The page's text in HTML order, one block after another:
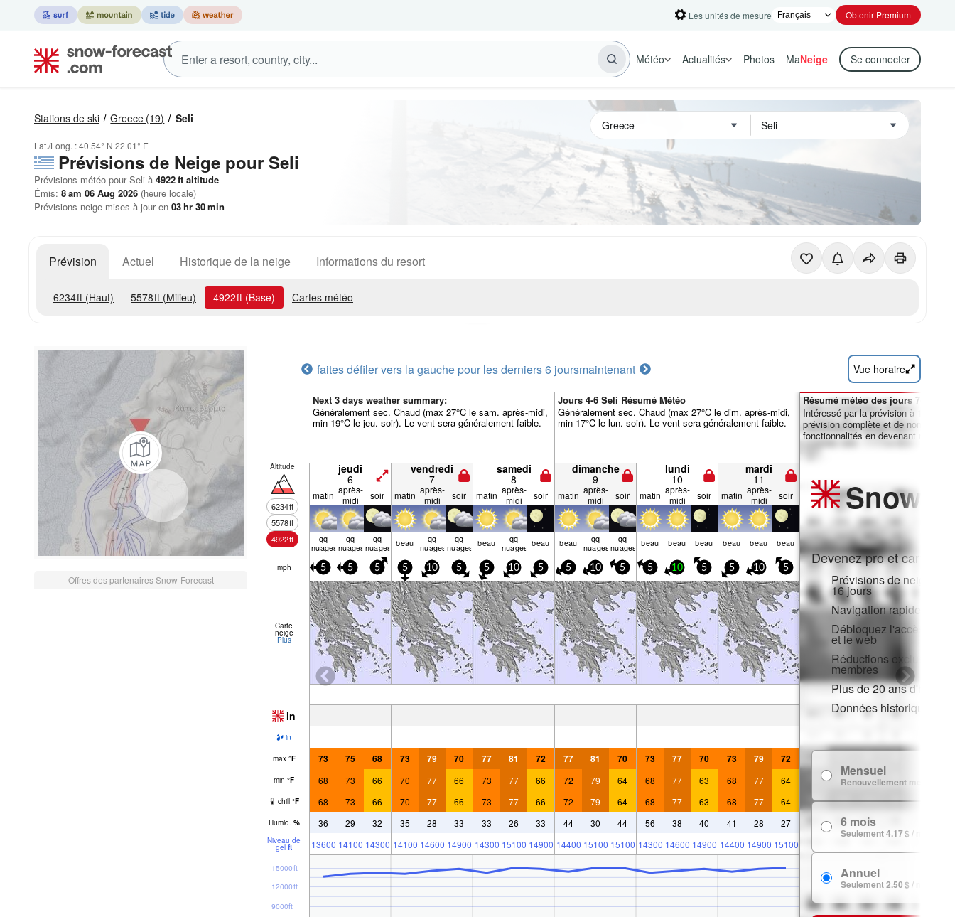
Les unités de mesure Obtenir Premium
Météo Actualités Photos MaNeige Se connecter
Stations de ski Greece (19) Seli
Lat./Long. :40.54° N 22.01° E
Prévisions de Neige pour Seli
Prévisions météo pour Seli à 4922ft altitude
Émis: 8 am 06 Aug 2026 (heure locale)
Prévisions neige mises à jour en 03hr 30min
Prévision Actuel Historique de la neige Informations du resort
6234ft (Haut) 5578ft (Milieu) 4922ft (Base) Cartes météo
Offres des partenaires Snow-Forecast
faites défiler vers la gauche pour les derniers 6 joursmaintenant Vue horaire
Next 3 days weather summary:
Généralement sec. Chaud (max 27°C le sam. après-midi,
min 19°C le jeu. soir). Le vent sera généralement faible.
Jours 4-6 Seli Résumé Météo
Généralement sec. Chaud (max 27°C le dim. après-midi,
min 17°C le lun. soir). Le vent sera généralement faible.
Altitude
6234ft
5578ft
4922ft
jeudi
6
vendredi
7
samedi
8
dimanche
9
lundi
10
mardi
11
matin après-
midi
soir matin après-
midi
soir matin après-
midi
soir matin après-
midi
soir matin après-
midi
soir matin après-
midi
soir
qq
nuages
qq
nuages
qq
nuages beau qq
nuages
qq
nuages beau qq
nuages beau beau qq
nuages
qq
nuages beau beau beau beau beau beau
mph 5 5 5 5 10 5 5 10 5 5 10 5 5 10 5 5 10 5
Carte
neige
Plus
in — — — — — — — — — — — — — — — — — —
in — — — — — — — — — — — — — — — — — —
max °F 73 75 68 73 79 70 77 81 72 77 81 70 73 77 70 73 79 72
min °F 68 73 66 70 77 66 73 77 66 72 79 64 68 77 63 68 77 64
chill °F 68 73 66 70 77 66 73 77 66 72 79 64 68 77 63 68 77 64
Humid. % 36 29 32 35 28 33 33 26 33 44 30 44 56 38 40 41 28 27
Niveau de
gel ft 13600 14100 14300 14100 14600 14900 14300 15100 14900 14400 15100 15100 14300 14600 14900 14400 14900 15100
9000ft
12000ft
15000ft
Résumé météo des jours 7-16 :
Intéressé par la prévision à 16 jours
prévision complète et de
fonctionnalités en devenant membre
Snow
Devenez pro et carve en:
Prévisions de neige
16 jours
Navigation rapide sans
Débloquez l'accès
et le web
Réductions exclusives
membres
Plus de 20 ans
Données historiques
Mensuel
Renouvellement mensuel
6 mois
Seulement 4.17 $ / mois
Annuel
Seulement 2.50 $ / mois